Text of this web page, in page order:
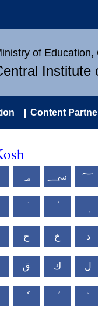
of
Institute
Content
؃ ؄ ؅
ح خ د
ق ك ل